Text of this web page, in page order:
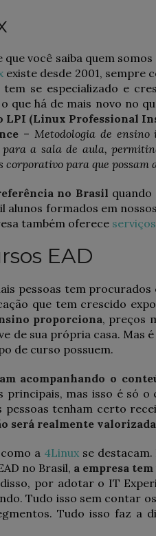
você saiba quem
existe desde 2001, sempre
se especializado e
que há de mais novo no
LPI (Linux Professional
– Metodologia de
a sala de aula,
corporativo para que
no Brasil quando
alunos formados em
também oferece
EAD
pessoas tem
que tem crescido
proporciona, preços
de sua própria casa. Mas
de curso possuem.
acompanhando o
principais, mas isso é só
pessoas tenham certo
será realmente valorizada
a 4Linuxse destacam.
no Brasil, a empresa
por adotar o IT
Tudo isso sem contar
Tudo isso faz a